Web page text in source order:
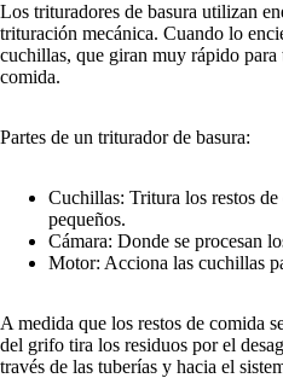
Los trituradores de basura utilizan
trituración mecánica. Cuando lo
cuchillas, que giran muy rápido para
comida.
Partes de un triturador de basura:
Cuchillas: Tritura los restos
pequeños.
Cámara: Donde se procesan
Motor: Acciona las cuchillas
A medida que los restos de comida
del grifo tira los residuos por el
través de las tuberías y hacia el